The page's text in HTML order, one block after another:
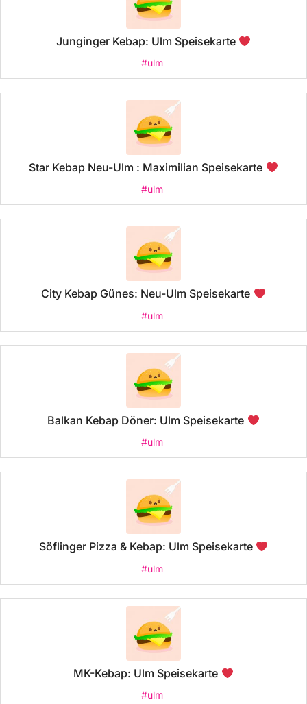
Junginger Kebap: Ulm Speisekarte
#ulm
Star Kebap Neu-Ulm : Maximilian Speisekarte
#ulm
City Kebap Günes: Neu-Ulm Speisekarte
#ulm
Balkan Kebap Döner: Ulm Speisekarte
#ulm
Söflinger Pizza & Kebap: Ulm Speisekarte
#ulm
MK-Kebap: Ulm Speisekarte
#ulm